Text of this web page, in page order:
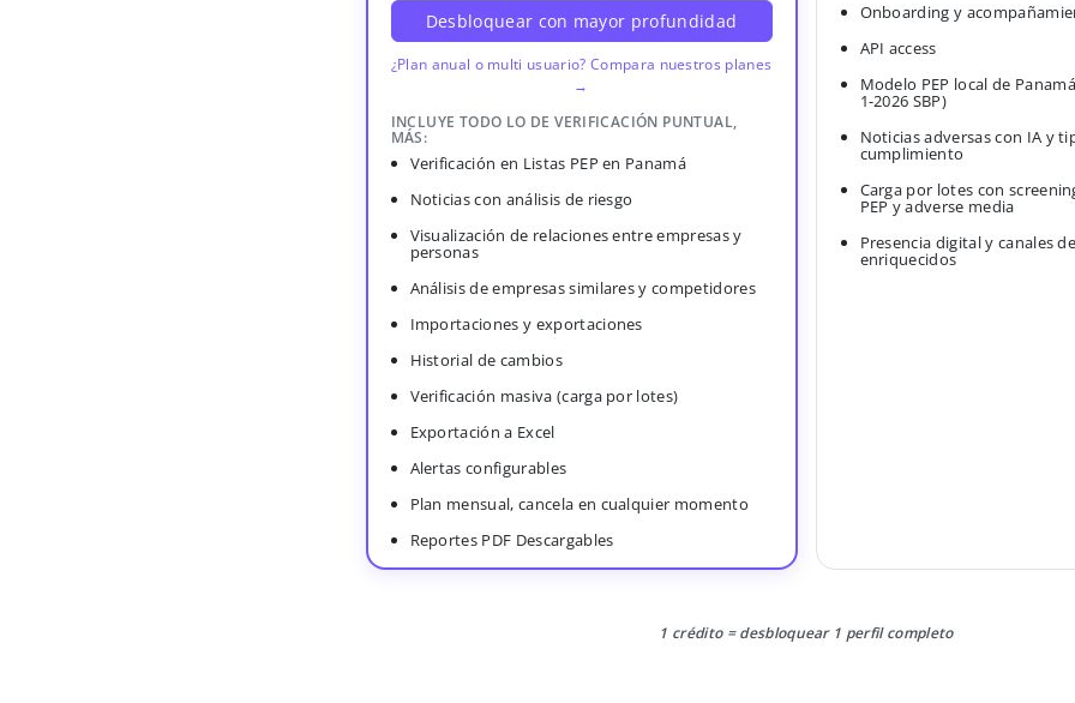
Desbloquear con mayor profundidad
¿Plan anual o multi usuario? Compara nuestros planes
→
INCLUYE TODO LO DE VERIFICACIÓN PUNTUAL,
MÁS:
Verificación en Listas PEP en Panamá
Noticias con análisis de riesgo
Visualización de relaciones entre empresas y
personas
Análisis de empresas similares y competidores
Importaciones y exportaciones
Historial de cambios
Verificación masiva (carga por lotes)
Exportación a Excel
Alertas configurables
Plan mensual, cancela en cualquier momento
Reportes PDF Descargables
Onboarding y
API access
Modelo PEP local de
1-2026 SBP)
Noticias adversas con IA y
cumplimiento
Carga por lotes con
PEP y adverse media
Presencia digital y canales
enriquecidos
1 crédito = desbloquear 1 perfil completo